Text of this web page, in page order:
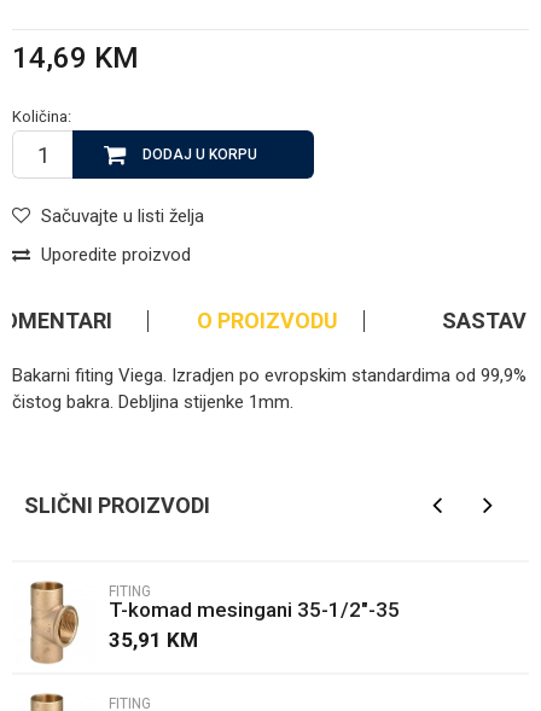
14,69 KM
Količina:
DODAJ U KORPU
Sačuvajte u listi želja
Uporedite proizvod
O PROIZVODU SASTAV
Bakarni fiting Viega. Izradjen po evropskim standardima od 99,9%
čistog bakra. Debljina stijenke 1mm.
Poruka
SLIČNI PROIZVODI
FITING
T-komad mesingani 35-1/2"-35
35,91 KM
FITING